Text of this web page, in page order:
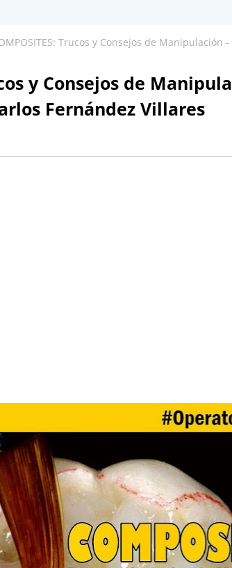
Trucos y Consejos de Manipulación
y Consejos de
Fernández Villares